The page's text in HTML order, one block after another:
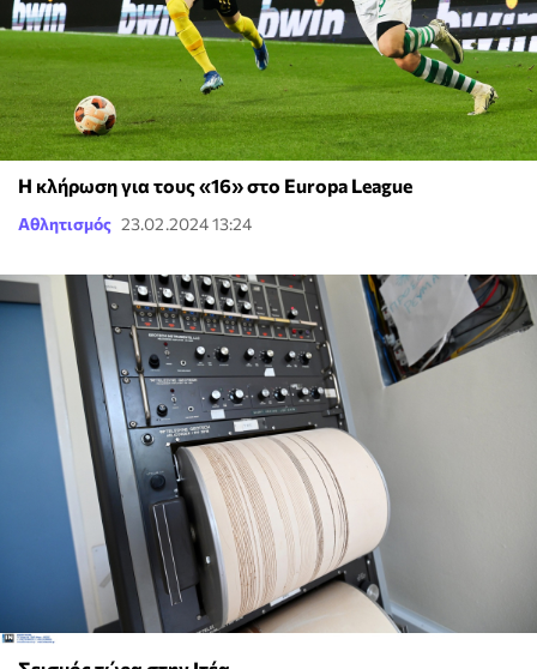
Η κλήρωση για τους «16» στο Europa League
Αθλητισμός 23.02.2024 13:24